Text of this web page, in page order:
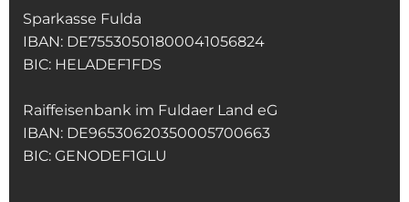
Sparkasse Fulda
IBAN: DE75530501800041056824
BIC: HELADEF1FDS
Raiffeisenbank im Fuldaer Land eG
IBAN: DE96530620350005700663
BIC: GENODEF1GLU